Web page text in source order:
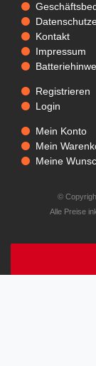
Kontakt
Impressum
Registrieren
Login
Mein Konto
Mein
Meine
©
Alle Preise